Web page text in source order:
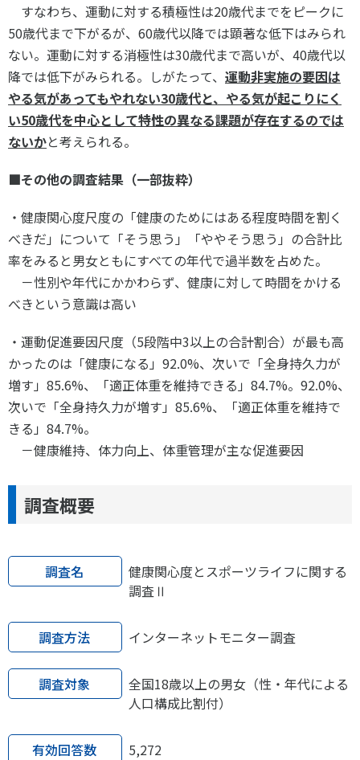
すなわち、運動に対する積極性は20歳代までをピークに
50歳代まで下がるが、60歳代以降では顕著な低下はみられ
ない。運動に対する消極性は30歳代まで高いが、40歳代以
降では低下がみられる。しがたって、 運動非実施の要因は
やる気があってもやれない30歳代と、やる気が起こりにく
い50歳代を中心として特性の異なる課題が存在するのでは
ないかと考えられる。
■その他の調査結果（一部抜粋）
・健康関心度尺度の「健康のためにはある程度時間を割く
べきだ」について「そう思う」「ややそう思う」の合計比
率をみると男女ともにすべての年代で過半数を占めた。
－性別や年代にかかわらず、健康に対して時間をかける
べきという意識は高い
・運動促進要因尺度（5段階中3以上の合計割合）が最も高
かったのは「健康になる」92.0%、次いで「全身持久力が
増す」85.6%、「適正体重を維持できる」84.7%。92.0%、
次いで「全身持久力が増す」85.6%、「適正体重を維持で
きる」84.7%。
－健康維持、体力向上、体重管理が主な促進要因
調査概要
調査名
健康関心度とスポーツライフに関する
調査Ⅱ
調査方法 インターネットモニター調査
調査対象
全国18歳以上の男女（性・年代による
人口構成比割付）
有効回答数 5,272